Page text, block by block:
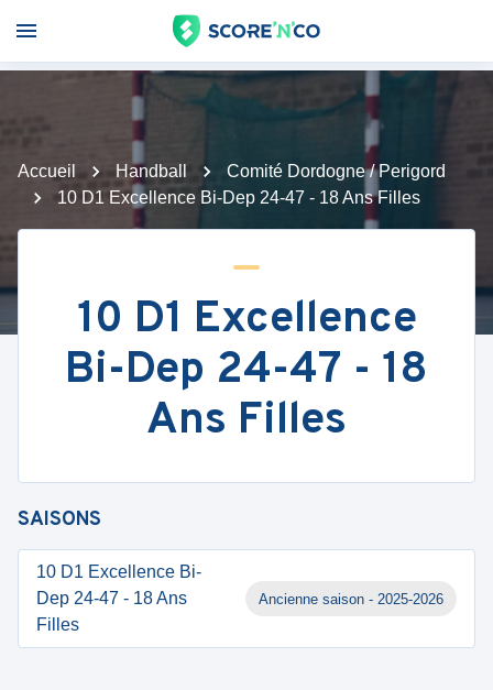
Accueil Handball
Comité Dordogne / Perigord
10 D1 Excellence Bi-Dep 24-47 - 18 Ans Filles
10 D1 Excellence
Bi-Dep 24-47 - 18
Ans Filles
SAISONS
10 D1 Excellence Bi-
Dep 24-47 - 18 Ans
Filles
Ancienne saison - 2025-2026